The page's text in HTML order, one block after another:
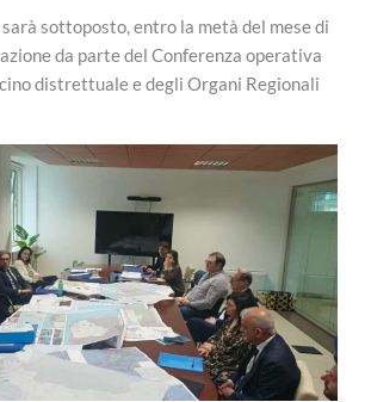
sottoposto, entro la metà del mese di
da parte del Conferenza operativa
distrettuale e degli Organi Regionali